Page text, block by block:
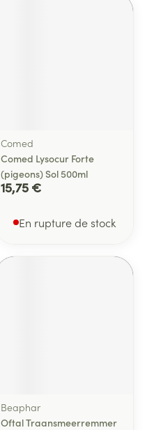
Comed
Comed Lysocur Forte
(pigeons) Sol 500ml
15,75 €
En rupture de stock
Beaphar
Oftal Traansmeerremmer